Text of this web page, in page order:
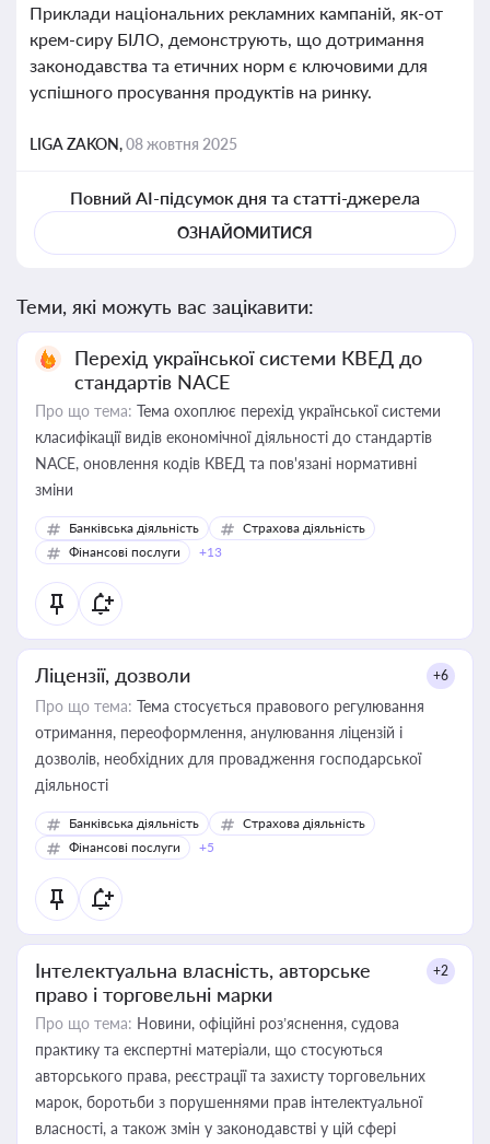
Приклади національних рекламних кампаній, як-от
крем-сиру БІЛО, демонструють, що дотримання
законодавства та етичних норм є ключовими для
успішного просування продуктів на ринку.
LIGA ZAKON,08 жовтня 2025
Повний AI-підсумок дня та статті-джерела
ОЗНАЙОМИТИСЯ
Теми, які можуть вас зацікавити:
Перехід української системи КВЕД до
стандартів NACE
Про що тема: Тема охоплює перехід української системи
класифікації видів економічної діяльності до стандартів
NACE, оновлення кодів КВЕД та пов'язані нормативні
зміни
Банківська діяльність
Страхова діяльність
Фінансові послуги
+13
Ліцензії, дозволи +6
Про що тема: Тема стосується правового регулювання
отримання, переоформлення, анулювання ліцензій і
дозволів, необхідних для провадження господарської
діяльності
Банківська діяльність
Страхова діяльність
Фінансові послуги
+5
Інтелектуальна власність, авторське
право і торговельні марки
+2
Про що тема: Новини, офіційні роз’яснення, судова
практику та експертні матеріали, що стосуються
авторського права, реєстрації та захисту торговельних
марок, боротьби з порушеннями прав інтелектуальної
власності, а також змін у законодавстві у цій сфері